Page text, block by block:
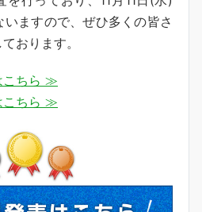
ますので、ぜひ多くの皆さ
おります。
こちら ≫
こちら ≫